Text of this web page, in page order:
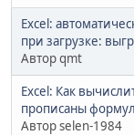
Excel:
при загрузке:
Автор qmt
Excel: Как
прописаны
Автор selen-1984